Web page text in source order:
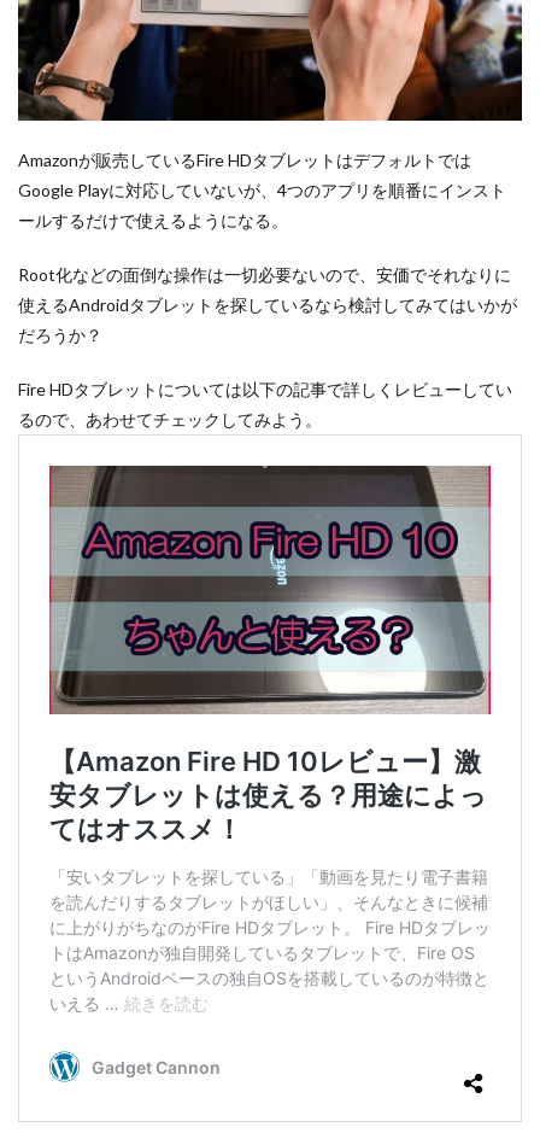
Amazonが販売しているFire HDタブレットはデフォルトでは
Google Playに対応していないが、4つのアプリを順番にインスト
ールするだけで使えるようになる。
Root化などの面倒な操作は一切必要ないので、安価でそれなりに
使えるAndroidタブレットを探しているなら検討してみてはいかが
だろうか？
Fire HDタブレットについては以下の記事で詳しくレビューしてい
るので、あわせてチェックしてみよう。